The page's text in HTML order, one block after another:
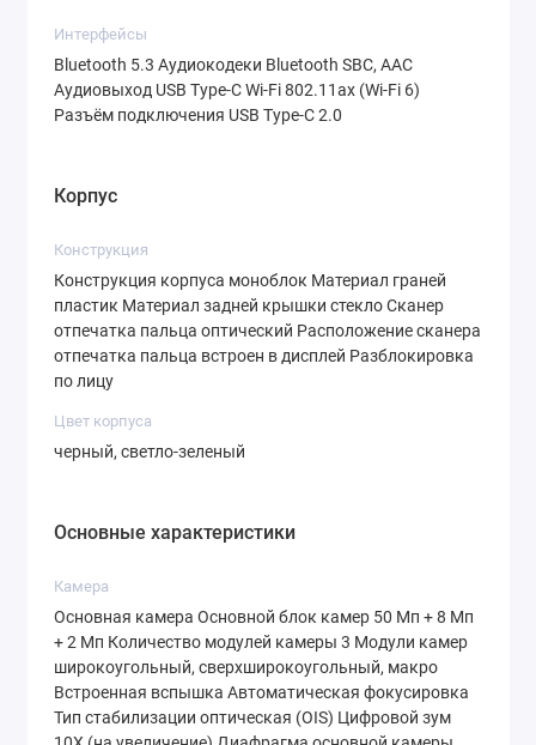
гигант оснастил эту модель 6.74-
дюймовым Super AMOLED Plus
пиксельной плотностью 382 ppi.
Экран радует частотой обновления
интерфейс летает, а прокрутка лент соцсетей
становится невероятно плавной. Но главная
«фишка» — это защитное стекло Gorilla Glass
Victus+
использования микроцарапины на таком
покрытии не появляются, что редкость для
Сам корпус выполнен в модном минимализме:
Толщина устройства — всего 7.2 мм, а вес —
180 грамм. Благодаря пластиковым граням и
стеклянной задней крышке смартфон не
выскальзывает из рук и не ощущается
Интерфейсы
Bluetooth 5.3 Аудиокодеки Bluetooth SBC, AAC
Аудиовыход USB Type-C Wi-Fi 802.11ax (Wi-Fi 6)
Разъём подключения USB Type-C 2.0
Корпус
Конструкция
Конструкция корпуса моноблок Материал граней
пластик Материал задней крышки стекло Сканер
отпечатка пальца оптический Расположение сканера
отпечатка пальца встроен в дисплей Разблокировка
по лицу
Цвет корпуса
черный, светло-зеленый
Основные характеристики
Камера
Основная камера Основной блок камер 50 Мп + 8 Мп
+ 2 Мп Количество модулей камеры 3 Модули камер
широкоугольный, сверхширокоугольный, макро
Встроенная вспышка Автоматическая фокусировка
Тип стабилизации оптическая (OIS) Цифровой зум